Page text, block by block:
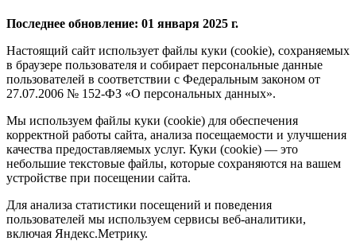
Последнее обновление: 01 января 2025 г.
Настоящий сайт использует файлы куки (cookie), сохраняемых
в браузере пользователя и собирает персональные данные
пользователей в соответствии с Федеральным законом от
27.07.2006 № 152-ФЗ «О персональных данных».
Мы используем файлы куки (cookie) для обеспечения
корректной работы сайта, анализа посещаемости и улучшения
качества предоставляемых услуг. Куки (cookie) — это
небольшие текстовые файлы, которые сохраняются на вашем
устройстве при посещении сайта.
Для анализа статистики посещений и поведения
пользователей мы используем сервисы веб-аналитики,
включая Яндекс.Метрику.